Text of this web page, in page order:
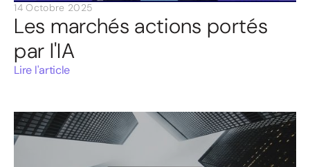
14 Octobre 2025
Les marchés actions portés
par l'IA
Lire l'article